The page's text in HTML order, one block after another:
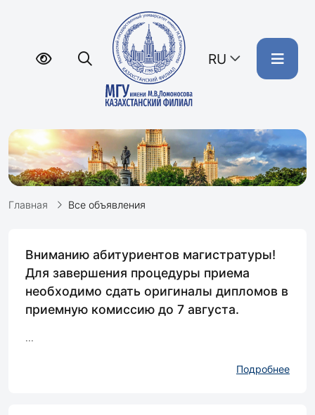
RU
Главная Все объявления
Вниманию абитуриентов магистратуры!
Для завершения процедуры приема
необходимо сдать оригиналы дипломов в
приемную комиссию до 7 августа.
...
Подробнее